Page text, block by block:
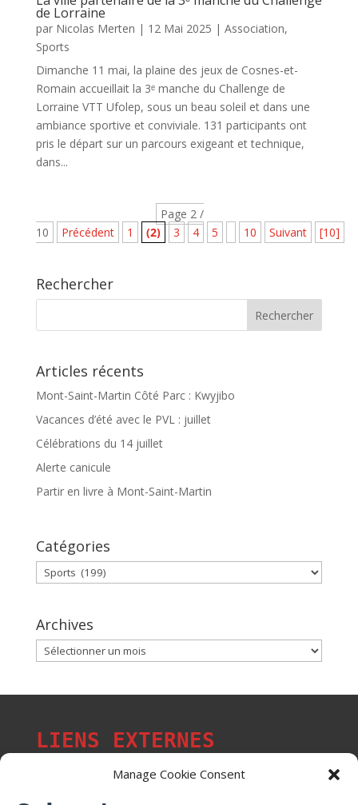
Manage Cookie Consent
de Lorraine
par Nicolas Merten | 12 Mai 2025 | Association,
Sports
Dimanche 11 mai, la plaine des jeux de Cosnes-et-
Romain accueillait la 3ᵉ manche du Challenge de
Lorraine VTT Ufolep, sous un beau soleil et dans une
ambiance sportive et conviviale. 131 participants ont
pris le départ sur un parcours exigeant et technique,
dans...
Page 2 /
10
Précédent 1 (2) 3 4 5 10 Suivant [10]
Rechercher
Articles récents
Mont-Saint-Martin Côté Parc : Kwyjibo
Vacances d’été avec le PVL : juillet
Célébrations du 14 juillet
Alerte canicule
Partir en livre à Mont-Saint-Martin
Catégories
Catégories
Archives
Archives
LIENS EXTERNES